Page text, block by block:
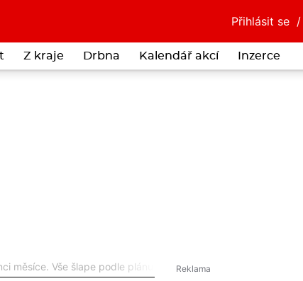
Přihlásit se /
Z kraje Drbna Kalendář akcí Inzerce
měsíce. Vše šlape podle plánu